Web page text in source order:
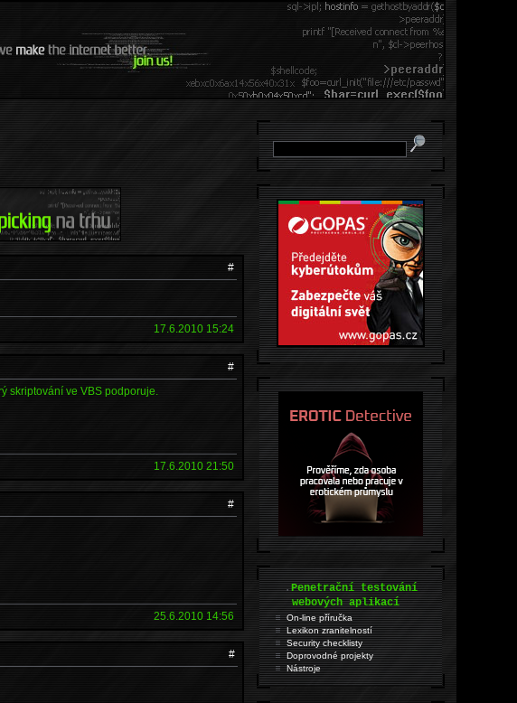
#
17.6.2010 15:24
#
skriptování ve VBS podporuje.
17.6.2010 21:50
#
25.6.2010 14:56
#
.Penetrační testování
webových aplikací
On-line příručka
Lexikon zranitelností
Security checklisty
Doprovodné projekty
Nástroje